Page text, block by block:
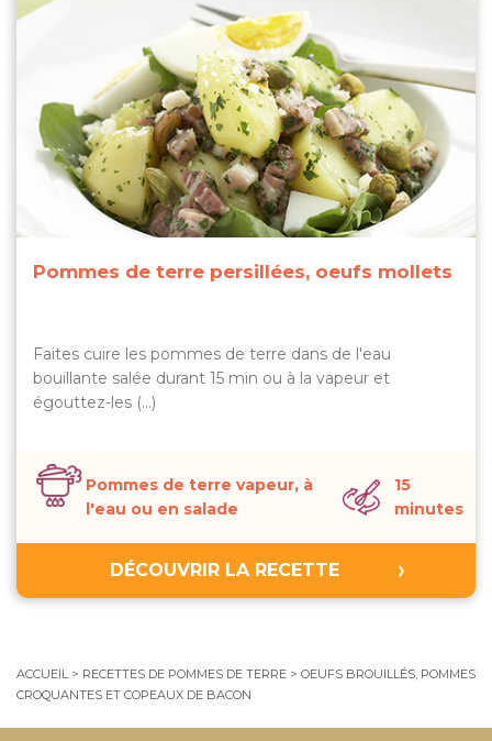
Pommes de terre persillées, oeufs mollets
Faites cuire les pommes de terre dans de l'eau
bouillante salée durant 15 min ou à la vapeur et
égouttez-les (...)
Pommes de terre vapeur, à
l'eau ou en salade
15
minutes
DÉCOUVRIR LA RECETTE
ACCUEIL> RECETTES DE POMMES DE TERRE > OEUFS BROUILLÉS, POMMES
CROQUANTES ET COPEAUX DE BACON